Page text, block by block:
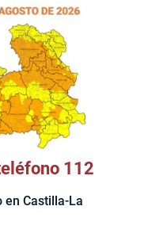
112
en Castilla-La